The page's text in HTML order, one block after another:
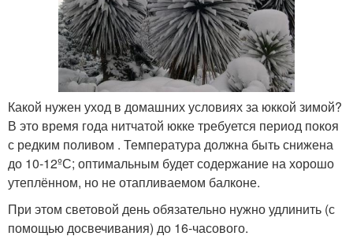
Какой нужен уход в домашних условиях за юккой зимой?
В это время года нитчатой юкке требуется период покоя
с редким поливом . Температура должна быть снижена
до 10-12ºС; оптимальным будет содержание на хорошо
утеплённом, но не отапливаемом балконе.
При этом световой день обязательно нужно удлинить (с
помощью досвечивания) до 16-часового.